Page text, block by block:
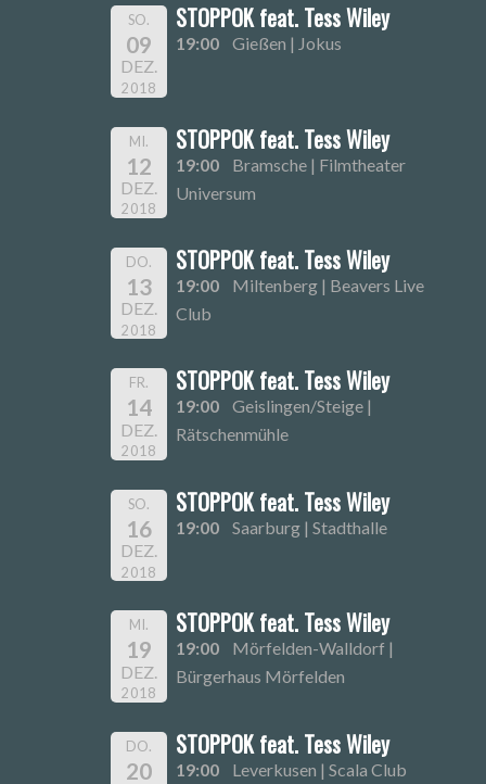
SO.
09
DEZ.
2018
STOPPOK feat. Tess Wiley
19:00 Gießen | Jokus
MI.
12
DEZ.
2018
STOPPOK feat. Tess Wiley
19:00
Bramsche | Filmtheater
Universum
DO.
13
DEZ.
2018
STOPPOK feat. Tess Wiley
19:00
Miltenberg | Beavers Live
Club
FR.
14
DEZ.
2018
STOPPOK feat. Tess Wiley
19:00
Geislingen/Steige |
Rätschenmühle
SO.
16
DEZ.
2018
STOPPOK feat. Tess Wiley
19:00 Saarburg | Stadthalle
MI.
19
DEZ.
2018
STOPPOK feat. Tess Wiley
19:00
Mörfelden-Walldorf |
Bürgerhaus Mörfelden
DO.
20
STOPPOK feat. Tess Wiley
19:00 Leverkusen | Scala Club